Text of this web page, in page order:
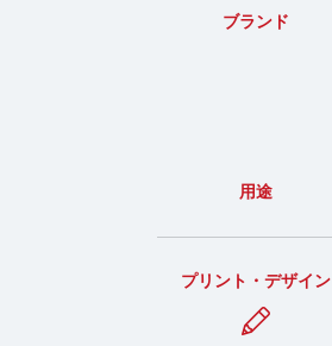
ブランド
用途
プリント・デザイン